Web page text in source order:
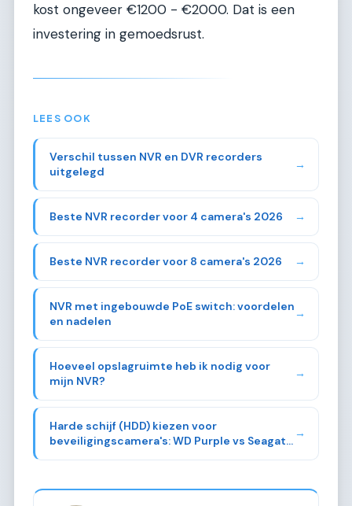
kost ongeveer €1200 - €2000. Dat is een
investering in gemoedsrust.
LEES OOK
Verschil tussen NVR en DVR recorders
uitgelegd
→
Beste NVR recorder voor 4 camera's 2026 →
Beste NVR recorder voor 8 camera's 2026 →
NVR met ingebouwde PoE switch: voordelen
en nadelen
→
Hoeveel opslagruimte heb ik nodig voor
mijn NVR?
→
Harde schijf (HDD) kiezen voor
beveiligingscamera's: WD Purple vs Seagate
→